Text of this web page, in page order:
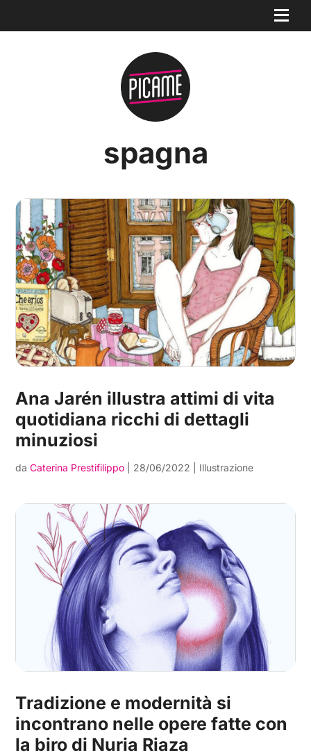
spagna
Ana Jarén illustra attimi di vita
quotidiana ricchi di dettagli
minuziosi
daCaterina Prestifilippo 28/06/2022 Illustrazione
Tradizione e modernità si
incontrano nelle opere fatte con
la biro di Nuria Riaza